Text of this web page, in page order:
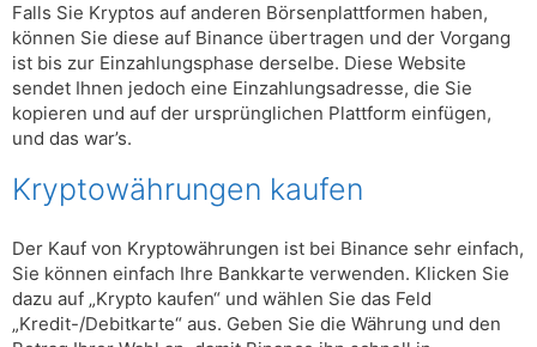
Falls Sie Kryptos auf anderen Börsenplattformen haben,
können Sie diese auf Binance übertragen und der Vorgang
ist bis zur Einzahlungsphase derselbe. Diese Website
sendet Ihnen jedoch eine Einzahlungsadresse, die Sie
kopieren und auf der ursprünglichen Plattform einfügen,
und das war’s.
Kryptowährungen kaufen
Der Kauf von Kryptowährungen ist bei Binance sehr einfach,
Sie können einfach Ihre Bankkarte verwenden. Klicken Sie
dazu auf „Krypto kaufen“ und wählen Sie das Feld
„Kredit-/Debitkarte“ aus. Geben Sie die Währung und den